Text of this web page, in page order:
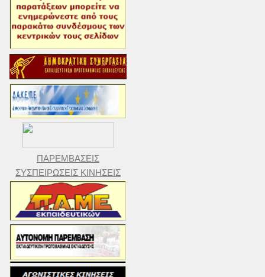
ΠΑΡΕΜΒΑΣΕΙΣ
ΣΥΣΠΕΙΡΩΣΕΙΣ ΚΙΝΗΣΕΙΣ